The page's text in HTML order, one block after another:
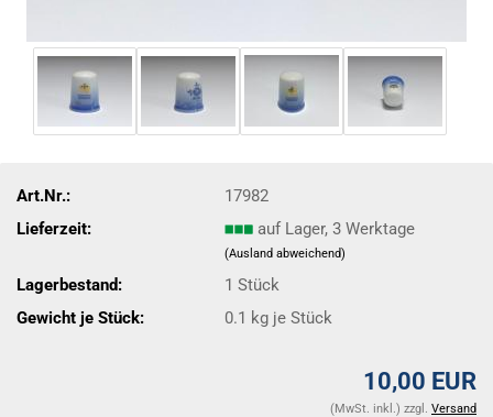
Art.Nr.:
17982
Lieferzeit:
auf Lager, 3 Werktage
(Ausland abweichend)
Lagerbestand: 1Stück
Gewicht je Stück:
0.1 kg je Stück
10,00 EUR
(MwSt. inkl.) zzgl. Versand